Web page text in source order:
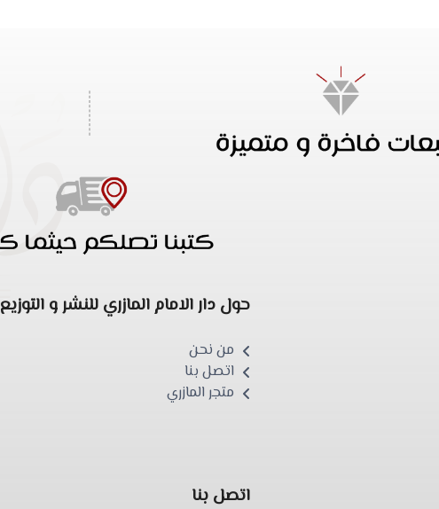
حول دار الامام المازري للنشر و التوزيع
من نحن
اتصل بنا
متجر المازري
اتصل بنا